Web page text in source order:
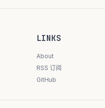
LINKS
About
RSS 订阅
GitHub